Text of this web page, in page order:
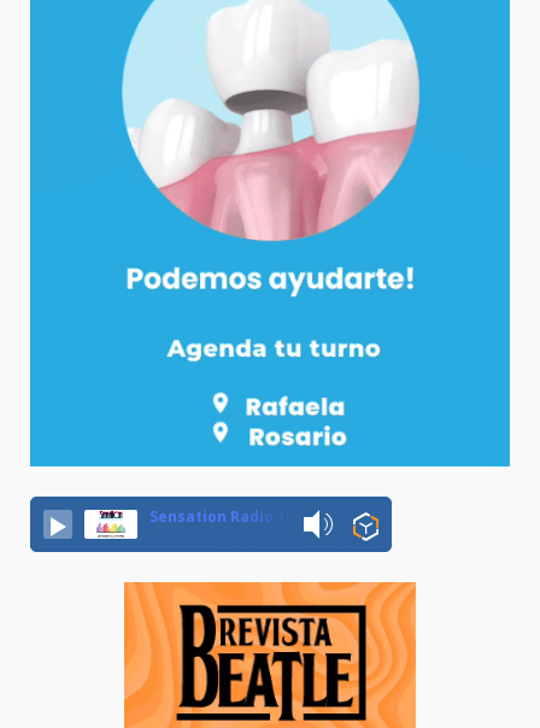
Sensation Radio 107.5 Neuquen